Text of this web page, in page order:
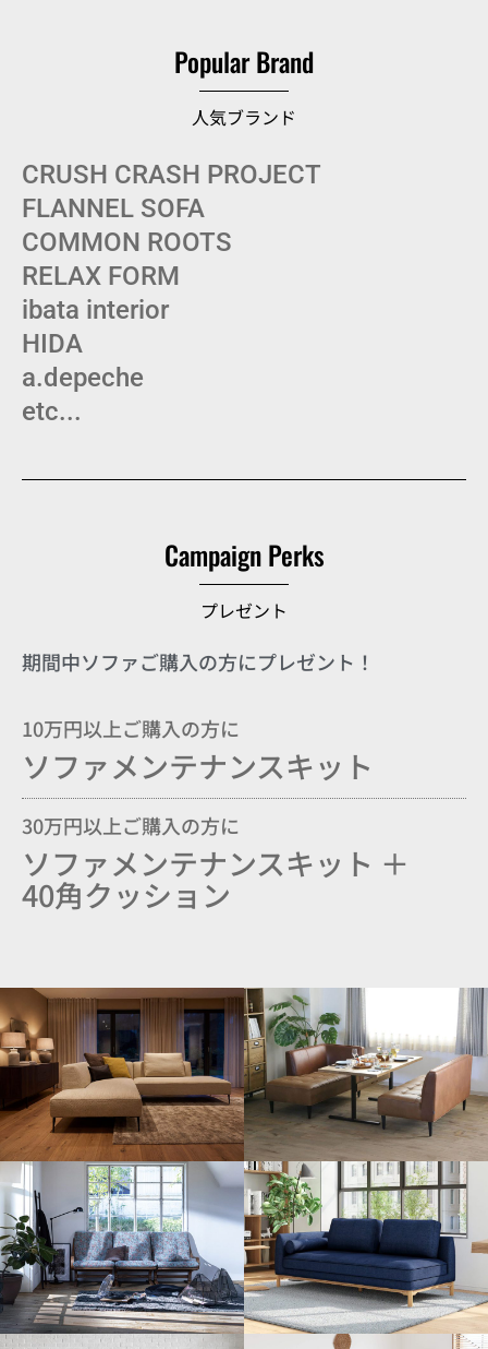
Popular Brand
人気ブランド
CRUSH CRASH PROJECT
FLANNEL SOFA
COMMON ROOTS
RELAX FORM
ibata interior
HIDA
a.depeche
etc...
Campaign Perks
プレゼント
期間中ソファご購入の方にプレゼント！
10万円以上ご購入の方に
ソファメンテナンスキット
30万円以上ご購入の方に
ソファメンテナンスキット ＋
40角クッション